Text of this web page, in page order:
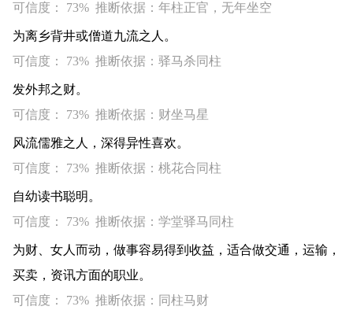
可信度： 73% 推断依据：年柱正官，无年坐空
为离乡背井或僧道九流之人。
可信度： 73% 推断依据：驿马杀同柱
发外邦之财。
可信度： 73% 推断依据：财坐马星
风流儒雅之人，深得异性喜欢。
可信度： 73% 推断依据：桃花合同柱
自幼读书聪明。
可信度： 73% 推断依据：学堂驿马同柱
为财、女人而动，做事容易得到收益，适合做交通，运输，
买卖，资讯方面的职业。
可信度： 73% 推断依据：同柱马财